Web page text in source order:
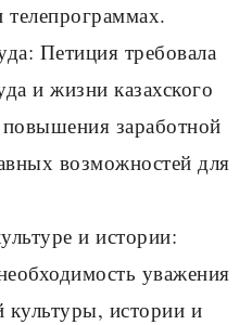
Петиция требовала
и жизни казахского
заработной
возможностей для
и истории:
уважения
культуры, истории и